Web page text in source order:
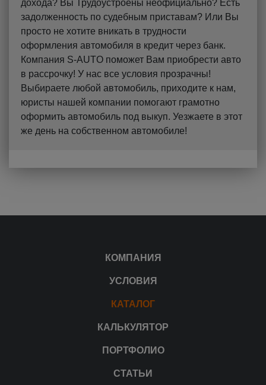
дохода? Вы Трудоустроены неофициально? Есть
задолженность по судебным приставам? Или Вы
просто не хотите вникать в трудности
оформления автомобиля в кредит через банк.
Компания S-AUTO поможет Вам приобрести авто
в рассрочку! У нас все условия прозрачны!
Выбираете любой автомобиль, приходите к нам,
юристы нашей компании помогают грамотно
оформить автомобиль под выкуп. Уезжаете в этот
же день на собственном автомобиле!
КОМПАНИЯ
УСЛОВИЯ
КАТАЛОГ
КАЛЬКУЛЯТОР
ПОРТФОЛИО
СТАТЬИ